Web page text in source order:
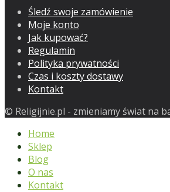
Śledź swoje zamówienie
Moje konto
Jak kupować?
Regulamin
Polityka prywatności
Czas i koszty dostawy
Kontakt
© Religijnie.pl - zmieniamy świat na
Home
Sklep
Blog
O nas
Kontakt